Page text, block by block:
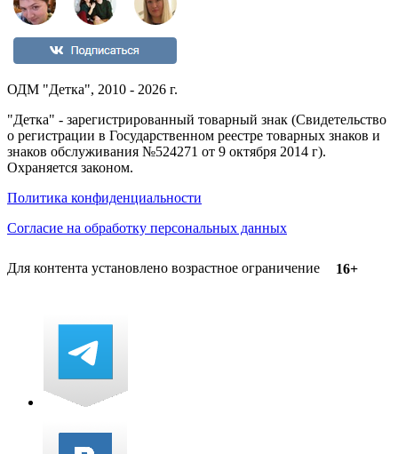
ОДМ "Детка", 2010 - 2026 г.
"Детка" - зарегистрированный товарный знак (Свидетельство
о регистрации в Государственном реестре товарных знаков и
знаков обслуживания №524271 от 9 октября 2014 г).
Охраняется законом.
Политика конфиденциальности
Согласие на обработку персональных данных
Для контента установлено возрастное ограничение 16+